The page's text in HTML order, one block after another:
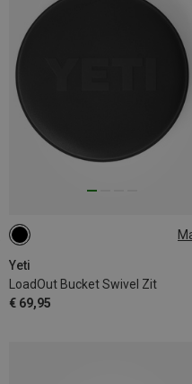
Yeti
LoadOut Bucket Swivel Zit
€ 69,95
ONE SIZE